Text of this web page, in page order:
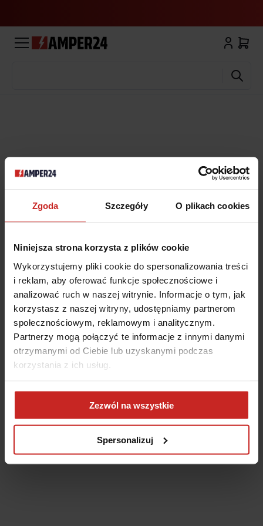
Zgoda Szczegóły O plikach cookies
Niniejsza strona korzysta z plików cookie
Wykorzystujemy pliki cookie do spersonalizowania treści
i reklam, aby oferować funkcje społecznościowe i
analizować ruch w naszej witrynie. Informacje o tym, jak
korzystasz z naszej witryny, udostępniamy partnerom
społecznościowym, reklamowym i analitycznym.
Partnerzy mogą połączyć te informacje z innymi danymi
otrzymanymi od Ciebie lub uzyskanymi podczas
korzystania z ich usług.
Zezwól na wszystkie
Spersonalizuj
browser console for more information)